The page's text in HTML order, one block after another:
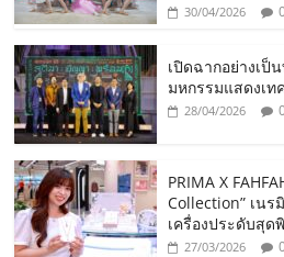
30/04/2026
เปิดฉากอย่างเป็
มหกรรมแสดงเ
28/04/2026
PRIMA X
Collection” เน
เครื่องประดับสุด
27/03/2026